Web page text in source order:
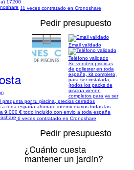
17200
11 veces contratado en Cronoshare
Pedir presupuesto
Email validado
Teléfono validado
Se venden piscinas
de poliester en toda
españa, kit completo,
para ser instalada,
(todos los packs de
piscina vienen
completos para ya ser
pregunta por tu piscina, precios cerrados
toda españa ahorrate intermediarios todas las
9.000 € todo incluido con envio a toda españa
6 veces contratado en Cronoshare
Pedir presupuesto
¿Cuánto cuesta
mantener un jardín?